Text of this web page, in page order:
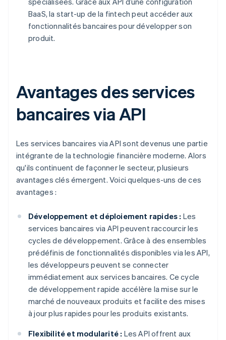
BaaS, la start-up de la fintech peut accéder aux
fonctionnalités bancaires pour développer son
produit.
Avantages des services
bancaires via API
Les services bancaires via API sont devenus une partie
intégrante de la technologie financière moderne. Alors
qu'ils continuent de façonner le secteur, plusieurs
avantages clés émergent. Voici quelques-uns de ces
avantages :
Développement et déploiement rapides : Les
services bancaires via API peuvent raccourcir les
cycles de développement. Grâce à des ensembles
prédéfinis de fonctionnalités disponibles via les API,
les développeurs peuvent se connecter
immédiatement aux services bancaires. Ce cycle
de développement rapide accélère la mise sur le
marché de nouveaux produits et facilite des mises
à jour plus rapides pour les produits existants.
Flexibilité et modularité : Les API offrent aux